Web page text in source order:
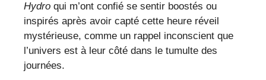
Hydro qui m’ont confié se sentir boostés ou
inspirés après avoir capté cette heure réveil
mystérieuse, comme un rappel inconscient que
l’univers est à leur côté dans le tumulte des
journées.